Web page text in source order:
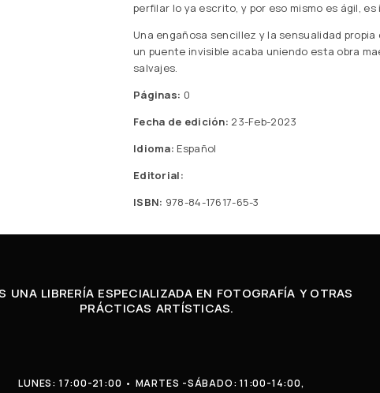
perfilar lo ya escrito, y por eso mismo es ágil,
Una engañosa sencillez y la sensualidad
un puente invisible acaba uniendo esta obra
salvajes.
Páginas: 0
Fecha de edición: 23-Feb-2023
Idioma: Español
Editorial:
ISBN: 978-84-17617-65-3
UNA LIBRERÍA ESPECIALIZADA EN FOTOGRAFÍA Y OTRAS
PRÁCTICAS ARTÍSTICAS.
LUNES: 17:00-21:00 • MARTES -SÁBADO: 11:00-14:00,